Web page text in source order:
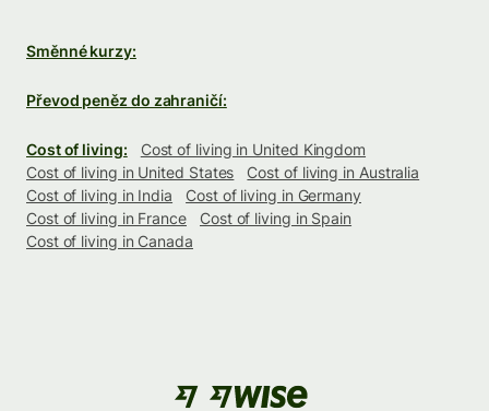
Směnné kurzy:
Převod peněz do zahraničí:
Cost of living:
Cost of living in United Kingdom
Cost of living in United States
Cost of living in Australia
Cost of living in India
Cost of living in Germany
Cost of living in France
Cost of living in Spain
Cost of living in Canada